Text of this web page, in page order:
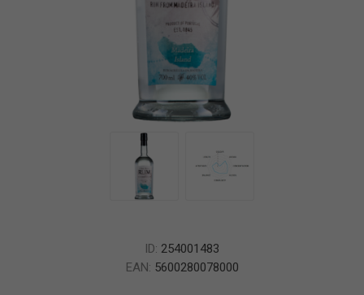
ID: 254001483
EAN: 5600280078000